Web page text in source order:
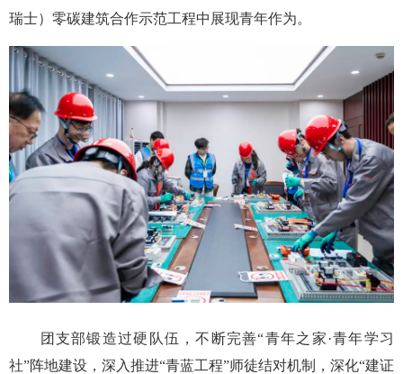
瑞士）零碳建筑合作示范工程中展现青年作为。
团支部锻造过硬队伍，不断完善“青年之家·青年学习
社”阵地建设，深入推进“青蓝工程”师徒结对机制，深化“建证